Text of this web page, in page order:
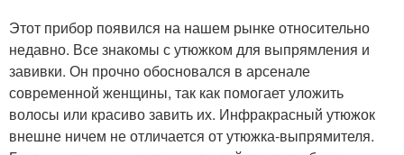
Этот прибор появился на нашем рынке относительно
недавно. Все знакомы с утюжком для выпрямления и
завивки. Он прочно обосновался в арсенале
современной женщины, так как помогает уложить
волосы или красиво завить их. Инфракрасный утюжок
внешне ничем не отличается от утюжка-выпрямителя.